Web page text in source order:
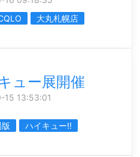
大丸札幌店
ュー展開催
15 13:53:01
ハイキュー!!